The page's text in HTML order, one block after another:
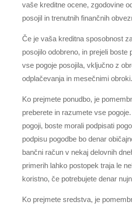
vaše kreditne ocene, zgodovine
posojil in trenutnih finančnih
Če je vaša kreditna sposobnost
posojilo odobreno, in prejeli boste
vse pogoje posojila, vključno z
odplačevanja in mesečnimi obroki.
Ko prejmete ponudbo, je
preberete in razumete vse
pogoji, boste morali podpisati
podpisu pogodbe bo denar
bančni račun v nekaj delovnih
primerih lahko postopek traja le
koristno, če potrebujete denar
Ko prejmete sredstva, je